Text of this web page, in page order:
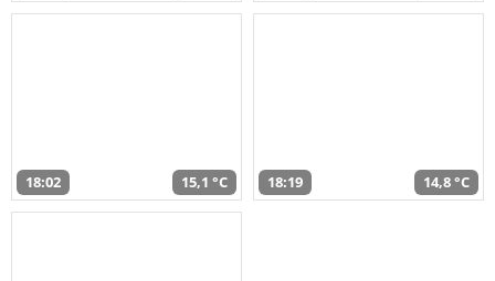
18:02 15,1 °C 18:19 14,8 °C